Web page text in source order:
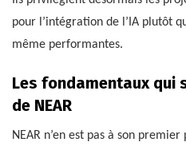
pour l’intégration de l’IA plutôt
même performantes.
Les fondamentaux qui
de NEAR
NEAR n’en est pas à son